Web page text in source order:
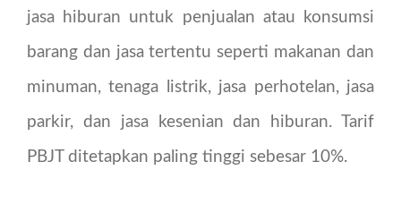
jasa hiburan untuk penjualan atau konsumsi
barang dan jasa tertentu seperti makanan dan
minuman, tenaga listrik, jasa perhotelan, jasa
parkir, dan jasa kesenian dan hiburan. Tarif
PBJT ditetapkan paling tinggi sebesar 10%.